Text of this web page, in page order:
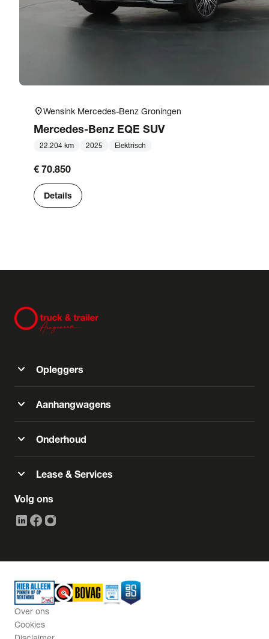
location_onWensink Mercedes-Benz Groningen
Mercedes-Benz EQE SUV
22.204 km 2025 Elektrisch
€ 70.850
Details
expand_more Opleggers
expand_more Aanhangwagens
expand_more Onderhoud
expand_more Lease & Services
Volg ons
Over ons
Cookies